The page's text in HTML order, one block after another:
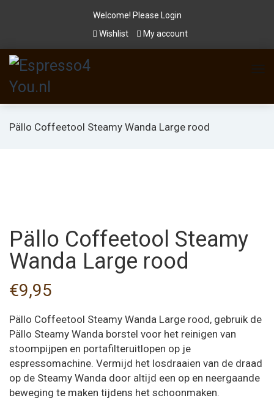
Welcome! Please
Login
Wishlist
My account
Pällo Coffeetool Steamy Wanda Large rood
Pällo Coffeetool Steamy
Wanda Large rood
€9,95
Pällo Coffeetool Steamy Wanda Large rood, gebruik de
Pällo Steamy Wanda borstel voor het reinigen van
stoompijpen en portafilteruitlopen op je
espressomachine. Vermijd het losdraaien van de draad
op de Steamy Wanda door altijd een op en neergaande
beweging te maken tijdens het schoonmaken.